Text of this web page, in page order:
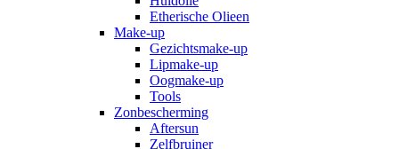
Etherische Olieen
Make-up
Gezichtsmake-up
Lipmake-up
Oogmake-up
Tools
Zonbescherming
Aftersun
Zelfbruiner